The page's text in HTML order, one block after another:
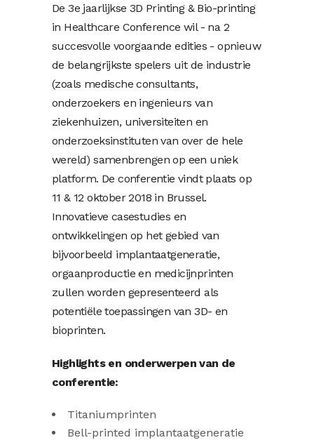
De 3e jaarlijkse 3D Printing & Bio-printing
in Healthcare Conference wil - na 2
succesvolle voorgaande edities - opnieuw
de belangrijkste spelers uit de industrie
(zoals medische consultants,
onderzoekers en ingenieurs van
ziekenhuizen, universiteiten en
onderzoeksinstituten van over de hele
wereld) samenbrengen op een uniek
platform. De conferentie vindt plaats op
11 & 12 oktober 2018 in Brussel.
Innovatieve casestudies en
ontwikkelingen op het gebied van
bijvoorbeeld implantaatgeneratie,
orgaanproductie en medicijnprinten
zullen worden gepresenteerd als
potentiële toepassingen van 3D- en
bioprinten.
Highlights en onderwerpen van de
conferentie:
Titaniumprinten
Bell-printed implantaatgeneratie